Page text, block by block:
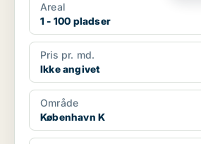
Areal
1 - 100 pladser
Pris pr. md.
Ikke angivet
Område
København K